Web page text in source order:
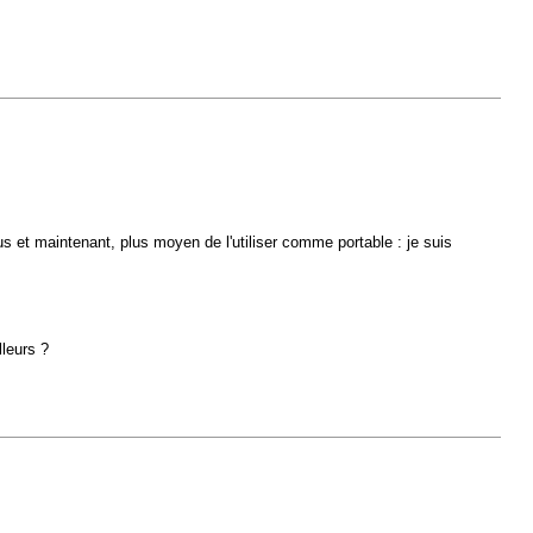
et maintenant, plus moyen de l'utiliser comme portable : je suis
?